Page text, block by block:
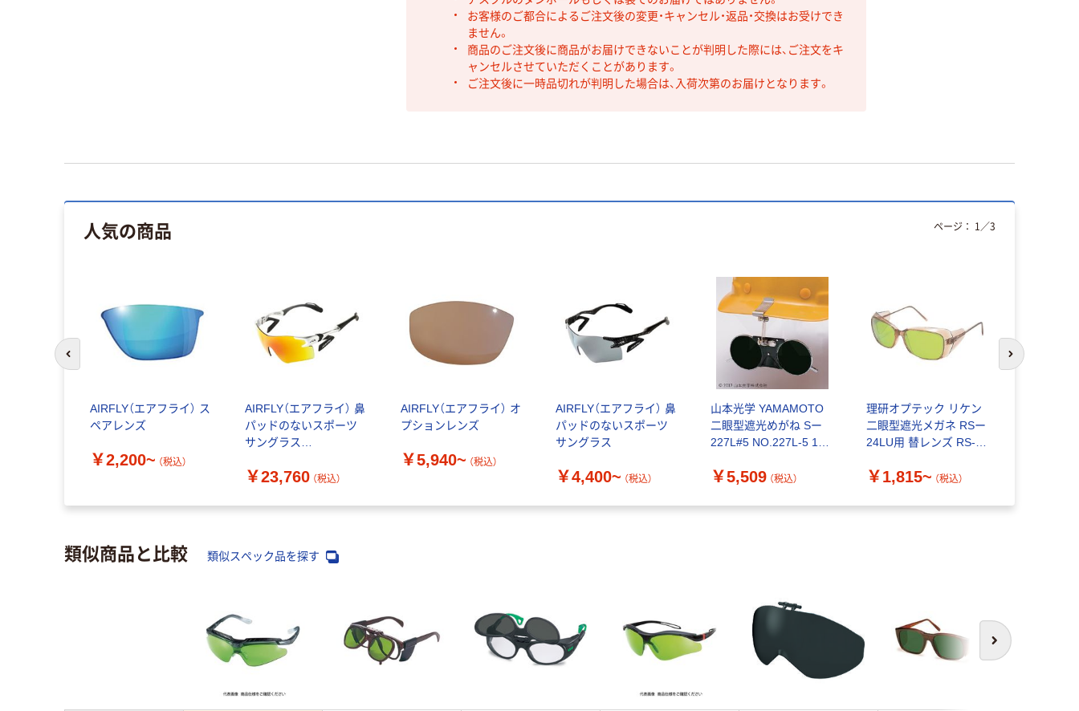
お客様のご都合によるご注文後の変更・キャンセル・返品・交換はお受けでき
ません。
商品のご注文後に商品がお届けできないことが判明した際には、ご注文をキ
ャンセルさせていただくことがあります。
ご注文後に一時品切れが判明した場合は、入荷次第のお届けとなります。
人気の商品
AIRFLY（エアフライ） ス
ペアレンズ
￥2,200~ （税込）
AIRFLY（エアフライ） 鼻
パッドのないスポーツ
サングラス
品）
￥23,760 （税込）
AIRFLY（エアフライ） オ
プションレンズ
￥5,940~ （税込）
AIRFLY（エアフライ） 鼻
パッドのないスポーツ
サングラス
￥4,400~ （税込）
山本光学 YAMAMOTO
二眼型遮光めがね Sー
227L#5 NO.227L-5 1個
￥5,509 （税込）
理研オプテック リケン
二眼型遮光メガネ RSー
24LU用 替レンズ RS-
￥1,815~ （税込）
ページ： 1 ／3
前のスライドへ 次のスライド
類似商品と比較 類似スペック品を探す
次へ